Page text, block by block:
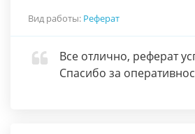
Вид работы: Реферат
Все отлично, реферат
Спасибо за